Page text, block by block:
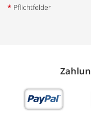
* Pflichtfelder